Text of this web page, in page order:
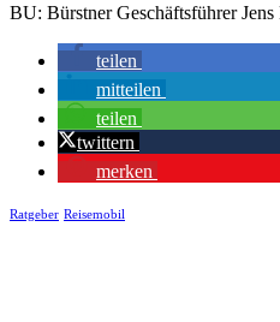
BU: Bürstner Geschäftsführer
teilen
mitteilen
teilen
twittern
merken
Ratgeber Reisemobil